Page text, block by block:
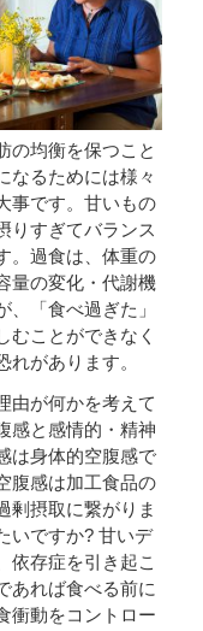
の均衡を保つこと
なるためには様々
事です。甘いもの
りすぎてバランス
。過食は、体重の
量の変化・代謝機
「食べ過ぎた」
むことができなく
があります。
由が何かを考えて
感と感情的・精神
は身体的空腹感で
腹感は加工食品の
剰摂取に繋がりま
いですか? 甘いデ
依存症を引き起こ
あれば食べる前に
衝動をコントロー